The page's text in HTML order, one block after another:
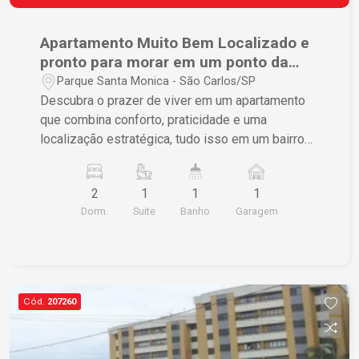
Apartamento Muito Bem Localizado e
pronto para morar em um ponto da
Cidade que ta crescendo bastante.
Parque Santa Monica - São Carlos/SP
Descubra o prazer de viver em um apartamento
que combina conforto, praticidade e uma
localização estratégica, tudo isso em um bairro
excelente escolha para quem busca um ambiente
aconchegante e funcional. Características do
Imóvel • 2 dormitórios sendo 1 suíte, garantindo
assegurando praticidade e organização • 1 vaga
de garagem, oferecendo conveniência e
segurança • Acabamento de qualidade com piso
frio e portas de madeira, adicionando
2
Dorm.
1
Suite
1
Banho
1
Garagem
Cód. 207260